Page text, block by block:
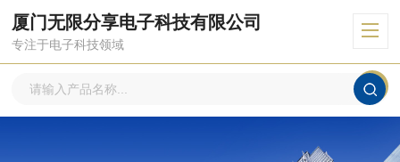
厦门无限分享电子科技有限公司
专注于电子科技领域